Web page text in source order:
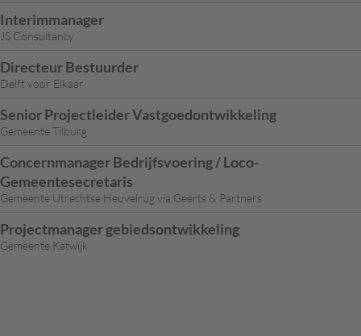
Interimmanager
JS Consultancy
Directeur Bestuurder
Delft voor Elkaar
Senior Projectleider Vastgoedontwikkeling
Gemeente Tilburg
Concernmanager Bedrijfsvoering / Loco-
Gemeentesecretaris
Gemeente Utrechtse Heuvelrug via Geerts & Partners
Projectmanager gebiedsontwikkeling
Gemeente Katwijk